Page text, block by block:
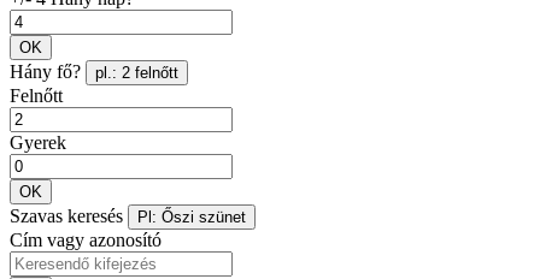
OK
Hány fő? pl.: 2 felnőtt
Felnőtt
Gyerek
OK
Szavas keresés Pl: Őszi szünet
Cím vagy azonosító